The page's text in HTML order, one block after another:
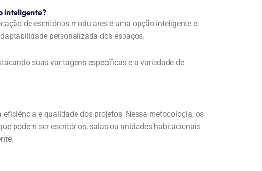
inteligente?
de escritórios modulares é uma opção inteligente e
personalizada dos espaços.
suas vantagens específicas e a variedade de
e qualidade dos projetos. Nessa metodologia, os
podem ser escritórios, salas ou unidades habitacionais